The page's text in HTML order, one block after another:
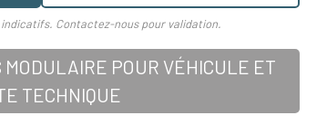
Contactez-nous pour validation.
POUR VÉHICULE ET
TECHNIQUE